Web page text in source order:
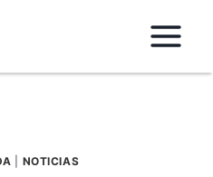
NOTICIAS